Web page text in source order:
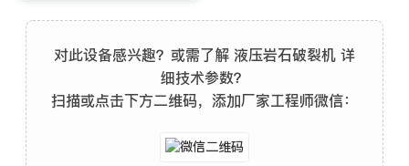
对此设备感兴趣？或需了解 液压岩石破裂机 详
细技术参数？
扫描或点击下方二维码，添加厂家工程师微信：